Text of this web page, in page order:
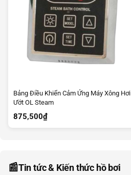
Bảng Điều Khiển Cảm Ứng Máy Xông Hơi
Ướt OL Steam
875,500₫
📰Tin tức & Kiến thức hồ bơi